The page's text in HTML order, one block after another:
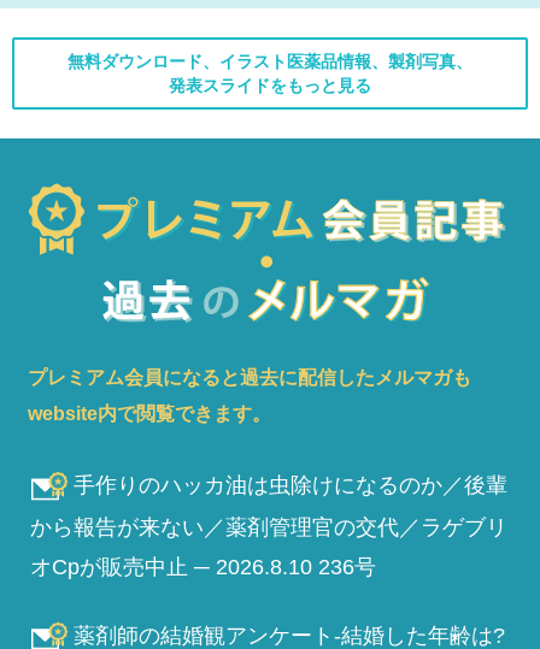
無料ダウンロード、イラスト医薬品情報、製剤写真、
発表スライドをもっと見る
プレミアム会員になると過去に配信したメルマガも
website内で閲覧できます。
手作りのハッカ油は虫除けになるのか／後輩
から報告が来ない／薬剤管理官の交代／ラゲブリ
オCpが販売中止 ─ 2026.8.10 236号
薬剤師の結婚観アンケート-結婚した年齢は?